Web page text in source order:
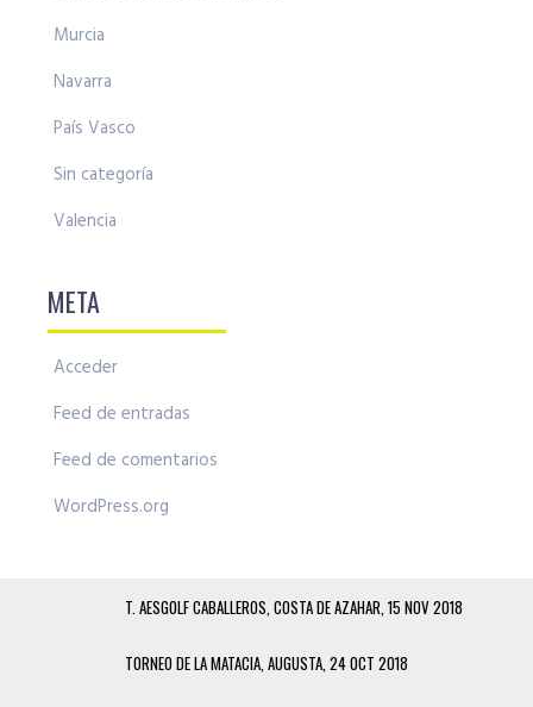
Murcia
Navarra
País Vasco
Sin categoría
Valencia
META
Acceder
Feed de entradas
Feed de comentarios
WordPress.org
T. AESGOLF CABALLEROS, COSTA DE AZAHAR, 15 NOV 2018
TORNEO DE LA MATACIA, AUGUSTA, 24 OCT 2018